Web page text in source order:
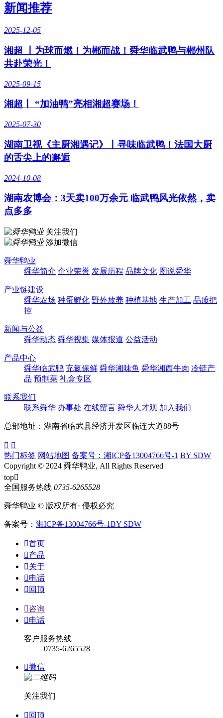
新闻推荐
2025-12-05
湘超 丨为球而燃！为郴而战！舜华临武鸭与郴州队
共赴荣光！
2025-09-15
湘超丨 “加油鸭”亮相湘超赛场！
2025-07-30
湖南卫视《主厨湘遇记》丨寻味临武鸭！法国大厨
的舌尖上的邂逅
2024-10-08
湖南农博会：3天卖100万余元 临武鸭风光依然，卖
点多多
关注我们
添加微信
舜华鸭业
舜华简介 企业荣誉 发展历程 品牌文化 图说舜华
产业链建设
舜华农场 种蛋孵化 野外放养 种植基地 生产加工 品质把
控
新闻与公益
舜华动态 舜华视集 媒体报道 公益活动
产品中心
舜华临武鸭 充氮保鲜 舜华湘味鱼 舜华湘西牛肉 冷链产
品 预制菜 礼盒专区
联系我们
联系舜华 办事处 在线留言 舜华人才观 加入我们
总部地址：湖南省临武县经济开发区临连大道88号
 
热门标签 网站地图 备案号：湘ICP备13004766号-1 BY SDW
Copyright © 2024 舜华鸭业, All Rights Reserved
top
全国服务热线 0735-6265528
舜华鸭业 © 版权所有· 侵权必究
备案号： 湘ICP备13004766号-1BY SDW
首页
产品
关于
电话
 回顶
咨询
电话
客户服务热线
0735-6265528
微信
关注我们
 回顶